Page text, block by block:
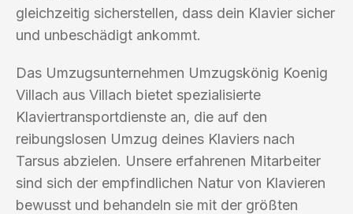
gleichzeitig sicherstellen, dass dein Klavier sicher
und unbeschädigt ankommt.
Das Umzugsunternehmen Umzugskönig Koenig
Villach aus Villach bietet spezialisierte
Klaviertransportdienste an, die auf den
reibungslosen Umzug deines Klaviers nach
Tarsus abzielen. Unsere erfahrenen Mitarbeiter
sind sich der empfindlichen Natur von Klavieren
bewusst und behandeln sie mit der größten